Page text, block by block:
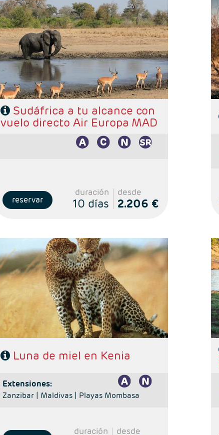
Salidas: Miercoles
Ruta: 1 noche Johanesburgo + 2 noches Kruger + 4
noches Ciudad del Cabo
Régimen: alojamiento y desayuno + 2 cenas
Hoteles: Select, Classic, Superior y Luxury
Sudáfrica a tu alcance con
vuelo directo Air Europa MAD
reservar
duración
10 días
desde
2.206 €
- Salidas: Martes y viernes
- Ruta: 1n Nairobi, 2n Masai Mara y 1n Lago Naivasha y
1n Amboseli
- Régimen: Pensión completa en el safari.
- A destacar: Visado electrónico antes de la salida del
viaje.
Luna de miel en Kenia
extensiones:
Zanzibar | Maldivas | Playas Mombasa
duración desde